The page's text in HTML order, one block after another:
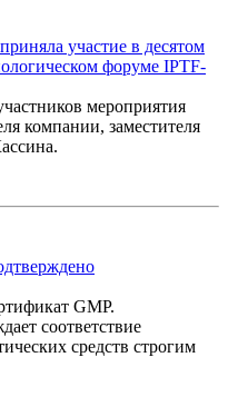
участие в десятом
форуме IPTF-
мероприятия
компании, заместителя
GMP.
соответствие
средств строгим